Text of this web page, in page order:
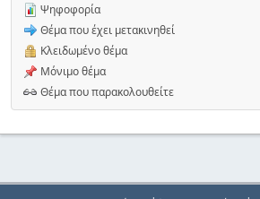
Ψηφοφορία
Θέμα που έχει μετακινηθεί
Κλειδωμένο θέμα
Μόνιμο θέμα
Θέμα που παρακολουθείτε